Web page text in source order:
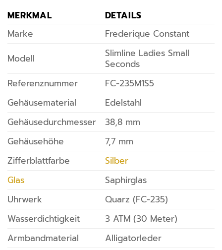
MERKMAL
DETAILS
Marke
Frederique Constant
Modell
Slimline Ladies Small
Seconds
Referenznummer
FC-235M1S5
Gehäusematerial
Edelstahl
Gehäusedurchmesser
38,8 mm
Gehäusehöhe
7,7 mm
Zifferblattfarbe
Silber
Glas
Saphirglas
Uhrwerk
Quarz (FC-235)
Wasserdichtigkeit
3 ATM (30 Meter)
Armbandmaterial
Alligatorleder